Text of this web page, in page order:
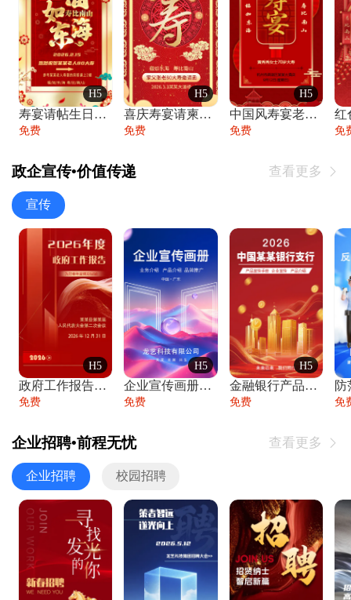
H5
寿宴请帖生日宴邀请函老人寿星生日快乐祝寿
免费
H5
喜庆寿宴请柬老人生日宴会邀请函请柬过大寿
免费
H5
中国风寿宴老人生日宴会邀请函寿宴请帖请柬
免费 免
政企宣传•价值传递 查看更多 
宣传
H5
政府工作报告政府年终工作总结
免费
H5
企业宣传画册公司简介产品介绍业务宣传手册
免费
H5
金融银行产品宣传手册企业宣传产品介绍
免费
防
免
企业招聘•前程无忧 查看更多 
企业招聘 校园招聘